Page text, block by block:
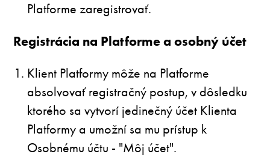
Platforme zaregistrovať.
Registrácia na Platforme a osobný účet
Klient Platformy môže na Platforme
absolvovať registračný postup, v dôsledku
ktorého sa vytvorí jedinečný účet Klienta
Platformy a umožní sa mu prístup k
Osobnému účtu - "Môj účet".